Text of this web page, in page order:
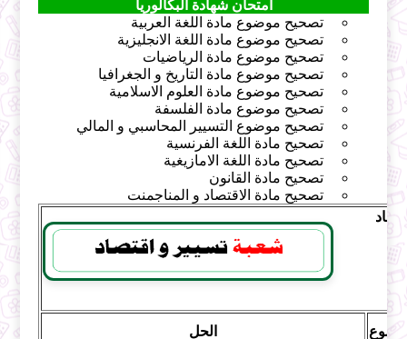
امتحان شهادة البكالوريا
تصحيح موضوع مادة اللغة العربية
تصحيح موضوع مادة اللغة الانجليزية
تصحيح موضوع مادة الرياضيات
تصحيح موضوع مادة التاريخ و الجغرافيا
تصحيح موضوع مادة العلوم الاسلامية
تصحيح موضوع مادة الفلسفة
تصحيح موضوع التسيير المحاسبي و المالي
تصحيح مادة اللغة الفرنسية
تصحيح مادة اللغة الامازيغية
تصحيح مادة القانون
تصحيح مادة الاقتصاد و المناجمنت
الحل